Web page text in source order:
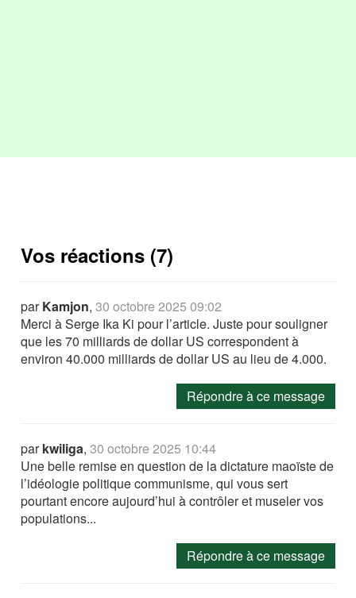
Vos réactions (7)
parKamjon,30 octobre 2025 09:02
Merci à Serge Ika Ki pour l’article. Juste pour souligner
que les 70 milliards de dollar US correspondent à
environ 40.000 milliards de dollar US au lieu de 4.000.
Répondre à ce message
parkwiliga,30 octobre 2025 10:44
Une belle remise en question de la dictature maoïste de
l’idéologie politique communisme, qui vous sert
pourtant encore aujourd’hui à contrôler et museler vos
populations...
Répondre à ce message